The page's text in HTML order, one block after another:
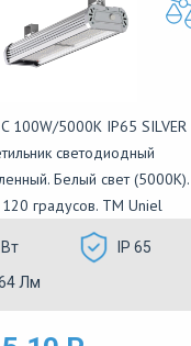
100W/5000K IP65 SILVER
светодиодный
Белый свет (5000K).
120 градусов. TM Uniel
IP 65
Лм